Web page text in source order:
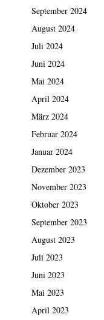
September 2024
August 2024
Juli 2024
Juni 2024
Mai 2024
April 2024
März 2024
Februar 2024
Januar 2024
Dezember 2023
November 2023
Oktober 2023
September 2023
August 2023
Juli 2023
Juni 2023
Mai 2023
April 2023